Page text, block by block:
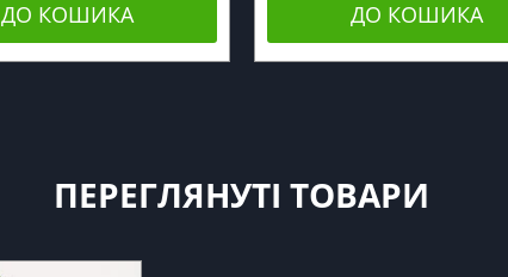
ДО КОШИКА ДО КОШИКА
ПЕРЕГЛЯНУТІ ТОВАРИ